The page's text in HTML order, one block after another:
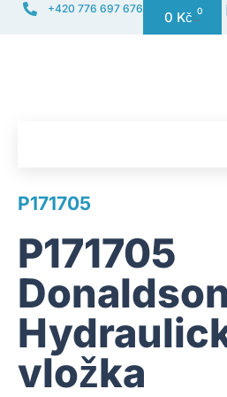
+420 776 697 676
0 Kč 0
P171705
P171705
Donaldson
vložka